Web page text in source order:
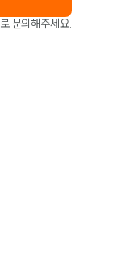
로 문의해주세요.